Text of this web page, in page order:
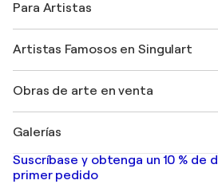
Ofrecer una tarjeta regalo
Unirse a nuestro programa
Mi cuenta
Protección al comprador
+34 911 23 97 81
faq
Revista Singulart
Empleos
Descubre arte original seleccionado
Para Artistas
Inicie sesión como Artista
Artistas Famosos en Singulart
Marc Chagall
Banksy
Mr. Brainwash
Shepard Fairey
Obras de arte en venta
Pinturas abstractas en venta
pinturas de paisajes
Huellas dactilares
Galerías
Galerías de arte en España
Suscríbase y obtenga un 10 % de
primer pedido